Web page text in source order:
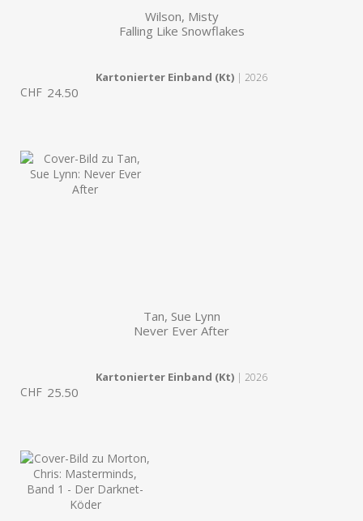
Wilson, Misty
Falling Like Snowflakes
Kartonierter Einband (Kt) | 2026
CHF 24.50
Tan, Sue Lynn
Never Ever After
Kartonierter Einband (Kt) | 2026
CHF 25.50